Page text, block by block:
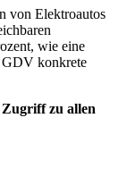
von Elektroautos
wie eine
GDV konkrete
zu allen